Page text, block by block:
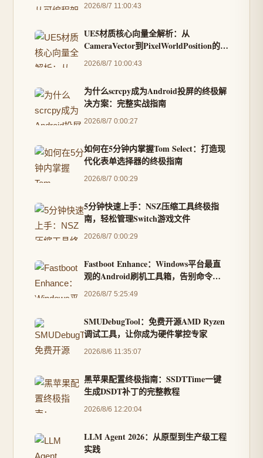
2026/8/7 11:00:43
UE5材质核心向量全解析：从
CameraVector到PixelWorldPosition的实
战指南
2026/8/7 10:00:43
为什么scrcpy成为Android投屏的终极解
决方案：完整实战指南
2026/8/7 0:00:27
如何在5分钟内掌握Tom Select：打造现
代化表单选择器的终极指南
2026/8/7 0:00:29
5分钟快速上手：NSZ压缩工具终极指
南，轻松管理Switch游戏文件
2026/8/7 0:00:29
Fastboot Enhance：Windows平台最直
观的Android刷机工具箱，告别命令行
复杂操作
2026/8/7 5:25:49
SMUDebugTool：免费开源AMD Ryzen
调试工具，让你成为硬件掌控专家
2026/8/6 11:35:07
黑苹果配置终极指南：SSDTTime一键
生成DSDT补丁的完整教程
2026/8/6 12:20:04
LLM Agent 2026：从原型到生产级工程
实践